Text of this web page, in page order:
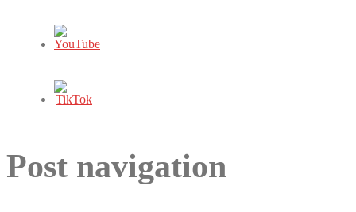
Post navigation